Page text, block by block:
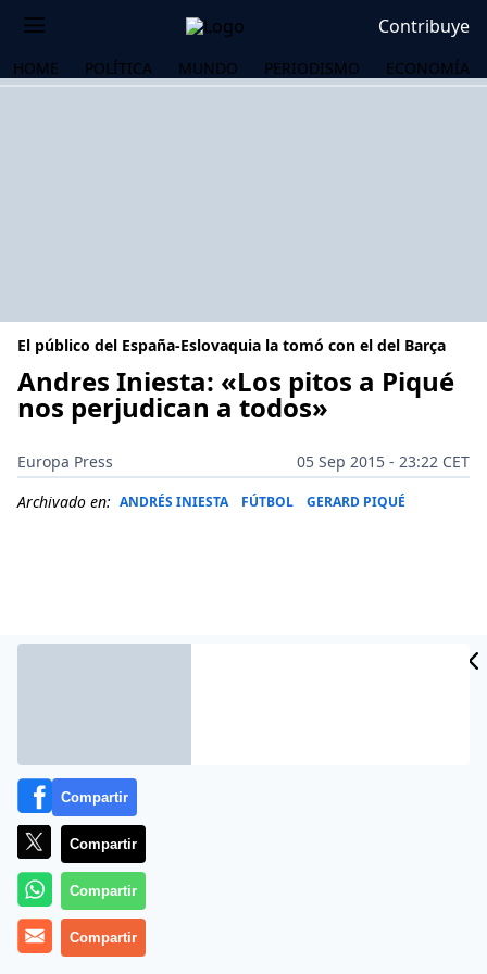
Contribuye
HOME POLÍTICA MUNDO PERIODISMO ECONOMÍA
El público del España-Eslovaquia la tomó con el del Barça
Andres Iniesta: «Los pitos a Piqué
nos perjudican a todos»
Europa Press
05 Sep 2015 - 23:22 CET
Archivado en: ANDRÉS INIESTA FÚTBOL GERARD PIQUÉ
Más información
Compartir
Compartir
Compartir
Compartir